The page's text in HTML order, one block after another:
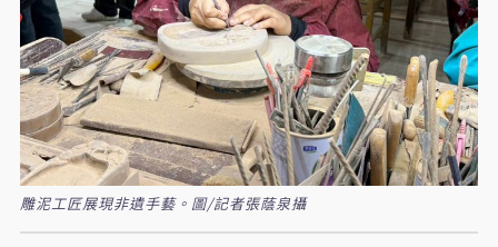
雕泥工匠展現非遺手藝。圖/記者張蔭泉攝